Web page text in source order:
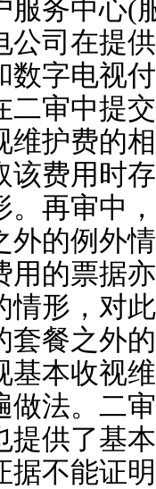
务中心(
公司在提
数字电视
二审中提
维护费的
该费用时
。再审中
外的例外
用的票据
情形，对
套餐之外
基本收视
做法。二
提供了基
据不能证